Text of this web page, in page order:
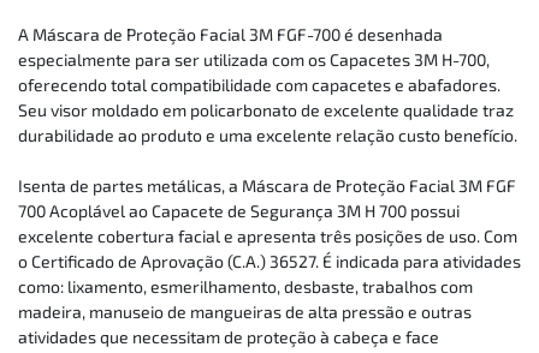
A Máscara de Proteção Facial 3M FGF-700 é desenhada
especialmente para ser utilizada com os Capacetes 3M H-700,
oferecendo total compatibilidade com capacetes e abafadores.
Seu visor moldado em policarbonato de excelente qualidade traz
durabilidade ao produto e uma excelente relação custo benefício.
Isenta de partes metálicas, a Máscara de Proteção Facial 3M FGF
700 Acoplável ao Capacete de Segurança 3M H 700 possui
excelente cobertura facial e apresenta três posições de uso. Com
o Certificado de Aprovação (C.A.) 36527. É indicada para atividades
como: lixamento, esmerilhamento, desbaste, trabalhos com
madeira, manuseio de mangueiras de alta pressão e outras
atividades que necessitam de proteção à cabeça e face